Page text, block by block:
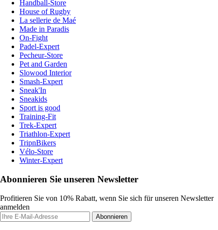
Handball-Store
House of Rugby
La sellerie de Maé
Made in Paradis
On-Fight
Padel-Expert
Pecheur-Store
Pet and Garden
Slowood Interior
Smash-Expert
Sneak'In
Sneakids
Sport is good
Training-Fit
Trek-Expert
Triathlon-Expert
TripnBikers
Vélo-Store
Winter-Expert
Abonnieren Sie unseren Newsletter
Profitieren Sie von 10% Rabatt, wenn Sie sich für unseren Newsletter
anmelden
Abonnieren